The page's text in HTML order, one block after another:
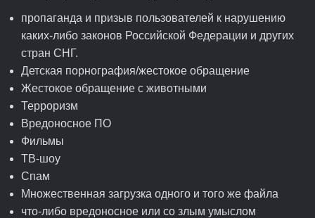
пропаганда и призыв пользователей к нарушению
каких-либо законов Российской Федерации и других
стран СНГ.
Детская порнография/жестокое обращение
Жестокое обращение с животными
Терроризм
Вредоносное ПО
Фильмы
ТВ-шоу
Спам
Множественная загрузка одного и того же файла
что-либо вредоносное или со злым умыслом